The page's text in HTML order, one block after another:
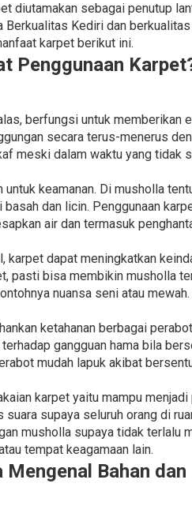
diutamakan sebagai penutup
Berkualitas Kediri dan
karpet berikut ini.
Penggunaan
berfungsi untuk memberikan
secara terus-menerus
meski dalam waktu yang tidak
untuk keamanan. Di musholla
basah dan licin. Penggunaan
air dan termasuk
karpet dapat meningkatkan
pasti bisa membikin musholla
nuansa seni atau
ketahanan berbagai
gangguan hama bila
mudah lapuk akibat
karpet yaitu mampu
suara supaya seluruh orang di
musholla supaya tidak terlalu
tempat keagamaan lain.
Mengenal Bahan